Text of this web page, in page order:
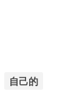
自己的